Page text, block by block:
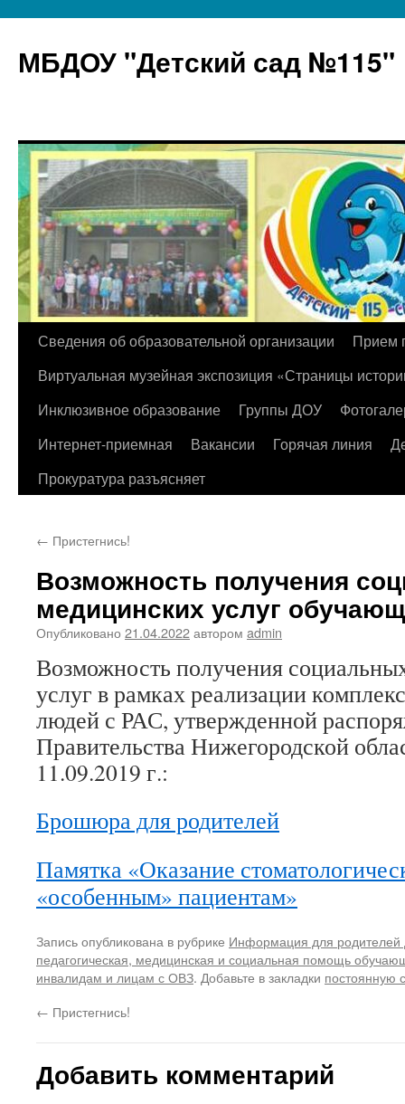
МБДОУ "Детский сад №115"
Перейти
содержимому
Сведения об образовательной организации
Прием
Виртуальная музейная экспозиция «Страницы
Инклюзивное образование
Группы ДОУ
Интернет-приемная
Вакансии Горячая линия
Прокуратура разъясняет
← Пристегнись!
Возможность получения
медицинских услуг
Опубликовано 21.04.2022автором admin
Возможность получения
услуг в рамках реализации
людей с РАС, утвержденной
Правительства Нижегородской
11.09.2019 г.:
Брошюра для родителей
Памятка «Оказание
«особенным» пациентам»
Запись опубликована в рубрике Информация для родителей
педагогическая, медицинская и социальная помощь
инвалидам и лицам с ОВЗ. Добавьте в закладки постоянную
← Пристегнись!
Добавить комментарий